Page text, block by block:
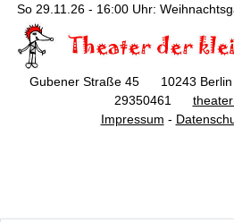
So 29.11.26 - 16:00 Uhr:
Gubener Straße 45 10243
29350461
Impressum -